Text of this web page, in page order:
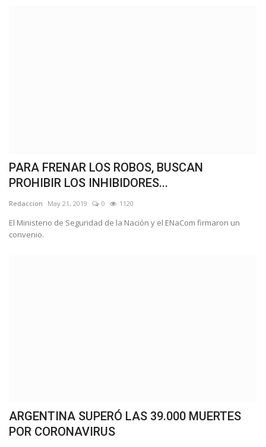
PARA FRENAR LOS ROBOS, BUSCAN
PROHIBIR LOS INHIBIDORES...
Redaccion May 21, 2019 0 1120
El Ministerio de Seguridad de la Nación y el ENaCom firmaron un
convenio.
ARGENTINA SUPERÓ LAS 39.000 MUERTES
POR CORONAVIRUS